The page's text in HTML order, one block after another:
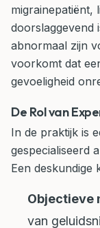
migrainepatiënt,
doorslaggevend
abnormaal zijn
voorkomt dat
gevoeligheid
De Rol van
In de praktijk is
gespecialiseerd
Een deskundige
Objectieve
van